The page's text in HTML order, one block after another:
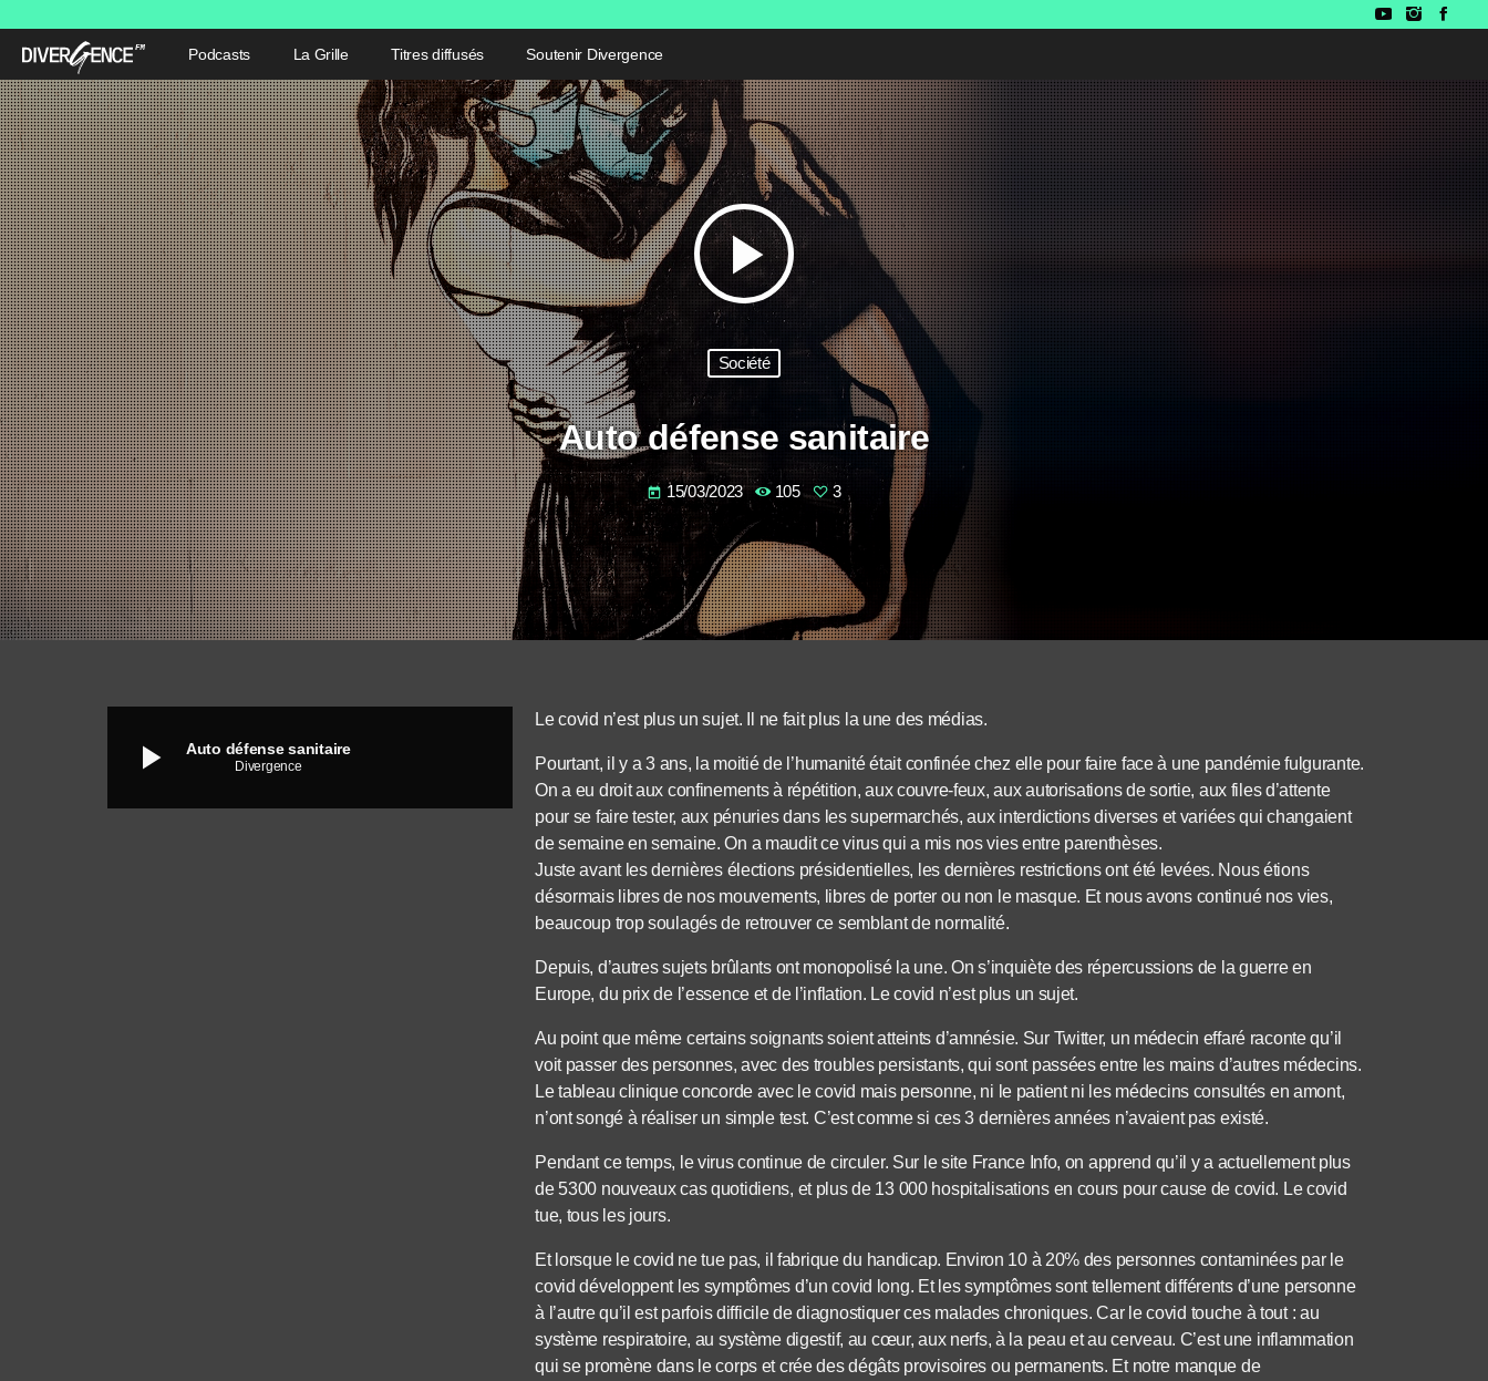
Podcasts La Grille Titres diffusés Soutenir Divergence
play_arrow
Société
Auto défense sanitaire
today 15/03/2023 105 3
play_arrow Auto défense sanitaire
Divergence
Le covid n’est plus un sujet. Il ne fait plus la une des médias.
Pourtant, il y a 3 ans, la moitié de l’humanité était confinée chez elle pour faire face à une pandémie fulgurante.
On a eu droit aux confinements à répétition, aux couvre-feux, aux autorisations de sortie, aux files d’attente
pour se faire tester, aux pénuries dans les supermarchés, aux interdictions diverses et variées qui changaient
de semaine en semaine. On a maudit ce virus qui a mis nos vies entre parenthèses.
Juste avant les dernières élections présidentielles, les dernières restrictions ont été levées. Nous étions
désormais libres de nos mouvements, libres de porter ou non le masque. Et nous avons continué nos vies,
beaucoup trop soulagés de retrouver ce semblant de normalité.
Depuis, d’autres sujets brûlants ont monopolisé la une. On s’inquiète des répercussions de la guerre en
Europe, du prix de l’essence et de l’inflation. Le covid n’est plus un sujet.
Au point que même certains soignants soient atteints d’amnésie. Sur Twitter, un médecin effaré raconte qu’il
voit passer des personnes, avec des troubles persistants, qui sont passées entre les mains d’autres médecins.
Le tableau clinique concorde avec le covid mais personne, ni le patient ni les médecins consultés en amont,
n’ont songé à réaliser un simple test. C’est comme si ces 3 dernières années n’avaient pas existé.
Pendant ce temps, le virus continue de circuler. Sur le site France Info, on apprend qu’il y a actuellement plus
de 5300 nouveaux cas quotidiens, et plus de 13 000 hospitalisations en cours pour cause de covid. Le covid
tue, tous les jours.
Et lorsque le covid ne tue pas, il fabrique du handicap. Environ 10 à 20% des personnes contaminées par le
covid développent les symptômes d’un covid long. Et les symptômes sont tellement différents d’une personne
à l’autre qu’il est parfois difficile de diagnostiquer ces malades chroniques. Car le covid touche à tout : au
système respiratoire, au système digestif, au cœur, aux nerfs, à la peau et au cerveau. C’est une inflammation
qui se promène dans le corps et crée des dégâts provisoires ou permanents. Et notre manque de